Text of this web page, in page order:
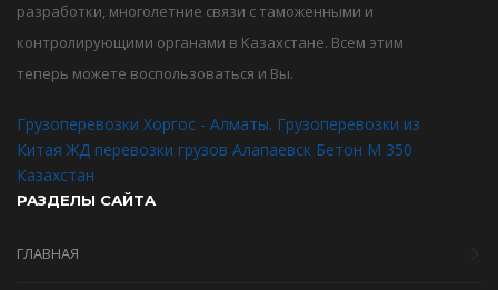
разработки, многолетние связи с таможенными и
контролирующими органами в Казахстане. Всем этим
теперь можете воспользоваться и Вы.
Грузоперевозки Хоргос - Алматы. Грузоперевозки из
Китая ЖД перевозки грузов Алапаевск Бетон М 350
Казахстан
РАЗДЕЛЫ САЙТА
ГЛАВНАЯ